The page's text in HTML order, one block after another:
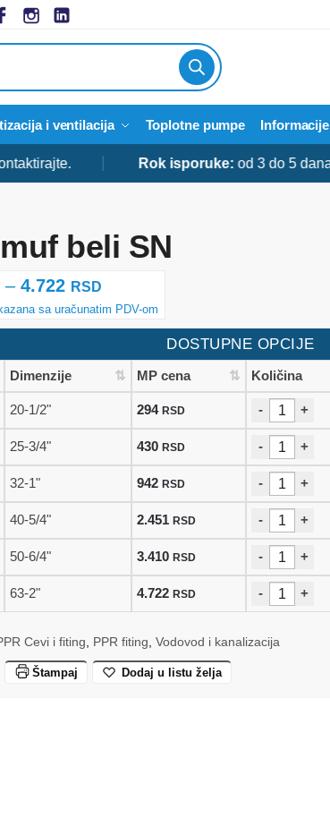
i ventilacija Toplotne pumpe Informacije
Rok isporuke:od 3 do 5 dana.
beli SN
– 4.722 RSD
cena:
294 rsd
do
4.722 rsd
DOSTUPNE OPCIJE
Dimenzije MP cena Količina
20-1/2" 294RSD - +
25-3/4" 430RSD - +
32-1" 942RSD - +
40-5/4" 2.451RSD - +
50-6/4" 3.410RSD - +
63-2" 4.722RSD - +
Cevi i fiting PPR fiting ,Vodovod i kanalizacija
Dodaj u listu želja
Štampaj